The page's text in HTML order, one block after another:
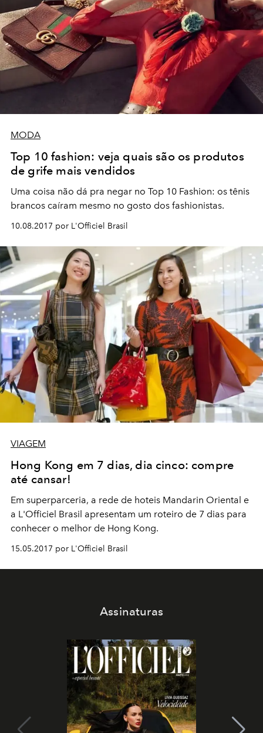
MODA
Top 10 fashion: veja quais são os produtos
de grife mais vendidos
Uma coisa não dá pra negar no Top 10 Fashion: os tênis
brancos caíram mesmo no gosto dos fashionistas.
10.08.2017 por L'Officiel Brasil
VIAGEM
Hong Kong em 7 dias, dia cinco: compre
até cansar!
Em superparceria, a rede de hoteis Mandarin Oriental e
a L'Officiel Brasil apresentam um roteiro de 7 dias para
conhecer o melhor de Hong Kong.
15.05.2017 por L'Officiel Brasil
Assinaturas